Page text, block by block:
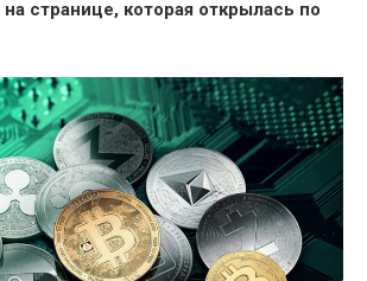
странице, которая открылась по